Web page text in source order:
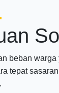
beban warga
tepat